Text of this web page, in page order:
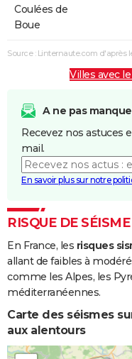
Coulées de
Boue
Source : Linternaute.com d'après
Villes avec
A ne pas
Recevez nos astuces
mail.
En savoir plus sur notre
RISQUE DE
En France, les risques
allant de faibles à
comme les Alpes, les
méditerranéennes.
Carte des séismes
aux alentours